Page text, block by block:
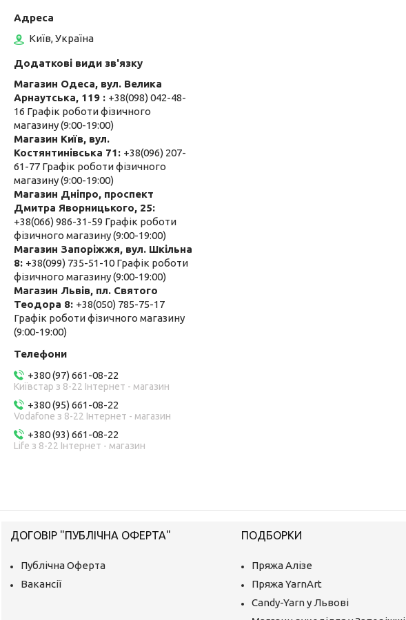
Київ, Україна
Магазин Одеса, вул. Велика
Арнаутська, 119
+38(098) 042-48-
16 Графік роботи фізичного
магазину (9:00-19:00)
Магазин Київ, вул.
Костянтинівська 71
+38(096) 207-
61-77 Графік роботи фізичного
магазину (9:00-19:00)
Магазин Дніпро, проспект
Дмитра Яворницького, 25
+38(066) 986-31-59 Графік роботи
фізичного магазину (9:00-19:00)
Магазин Запоріжжя, вул. Шкільна
8 +38(099) 735-51-10 Графік роботи
фізичного магазину (9:00-19:00)
Магазин Львів, пл. Святого
Теодора 8 +38(050) 785-75-17
Графік роботи фізичного магазину
(9:00-19:00)
+380 (97) 661-08-22
Київстар з 8-22 Інтернет - магазин
+380 (95) 661-08-22
Vodafone з 8-22 Інтернет - магазин
+380 (93) 661-08-22
Life з 8-22 Інтернет - магазин
ДОГОВІР "ПУБЛІЧНА ОФЕРТА"
Публічна Оферта
Вакансії
ПОДБОРКИ
Пряжа Алізе
Пряжа YarnArt
Candy-Yarn у Львові